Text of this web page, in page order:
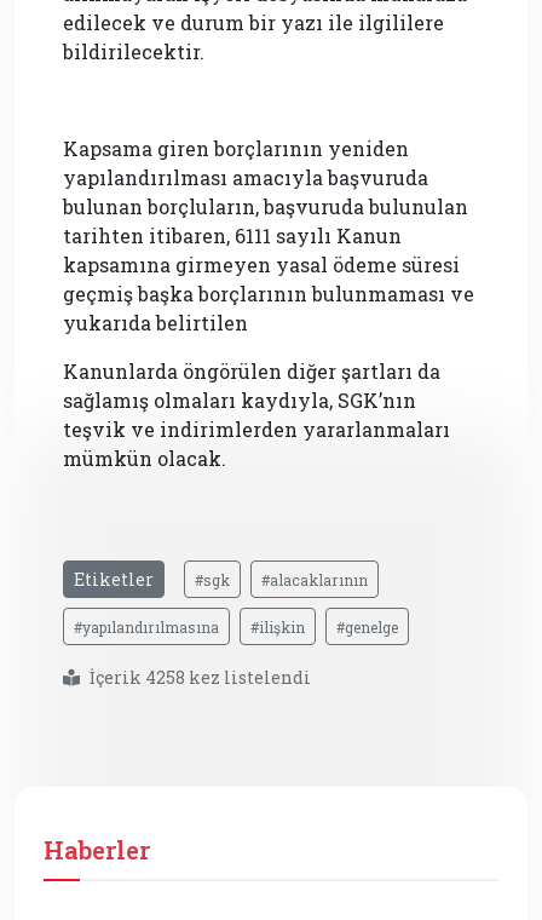
edilecek ve durum bir yazı ile ilgililere
bildirilecektir.
Kapsama giren borçlarının yeniden
yapılandırılması amacıyla başvuruda
bulunan borçluların, başvuruda bulunulan
tarihten itibaren, 6111 sayılı Kanun
kapsamına girmeyen yasal ödeme süresi
geçmiş başka borçlarının bulunmaması ve
yukarıda belirtilen
Kanunlarda öngörülen diğer şartları da
sağlamış olmaları kaydıyla, SGK’nın
teşvik ve indirimlerden yararlanmaları
mümkün olacak.
Etiketler #sgk #alacaklarının
#yapılandırılmasına #ilişkin #genelge
İçerik 4258 kez listelendi
Haberler